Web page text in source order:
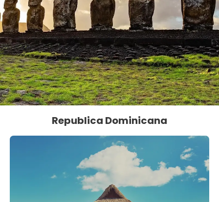
Republica Dominicana